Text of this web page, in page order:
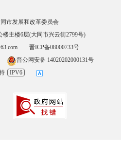
市发展和改革委员会
主楼6层(大同市兴云街2799号)
晋ICP备08000733号
晋公网安备 14020202000131号
IPV6